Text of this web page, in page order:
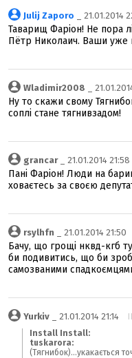
Julij Zaporo _ 21.01.2014
Таварищ Фаріон! Не пора
Пётр Николаич. Ваши уже
Wladimir2008 _
Ну то скажи свому
соплі стане тягнивзадом!
grancar_ 21.01.2014 21:58
Пані Фаріон! Люди на
ховаєтесь за своєю
rsylhfn _ 21.01.2014 21:50
Бачу, що грощі нквд-кгб
би подивитись, що би
самозваними
Yurkiv _ 21.01.2014 21:14
Install Install:
tuskarora:
(Тягнибок)...укакається